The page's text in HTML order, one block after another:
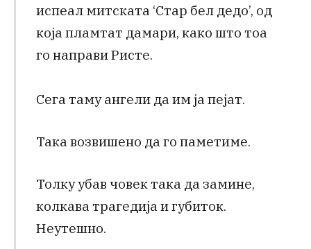
испеал митската ‘Стар бел дедо’, од
која пламтат дамари, како што тоа
го направи Ристе.
Сега таму ангели да им ја пејат.
Така возвишено да го паметиме.
Толку убав човек така да замине,
колкава трагедија и губиток.
Неутешно.